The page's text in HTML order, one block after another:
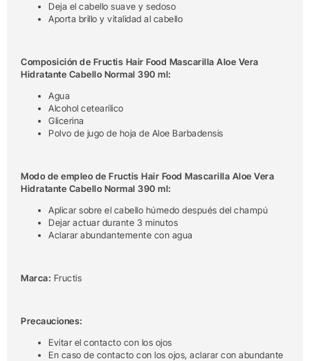
Deja el cabello suave y sedoso
Aporta brillo y vitalidad al cabello
Composición de Fructis Hair Food Mascarilla Aloe Vera
Hidratante Cabello Normal 390 ml:
Agua
Alcohol cetearílico
Glicerina
Polvo de jugo de hoja de Aloe Barbadensis
Modo de empleo de Fructis Hair Food Mascarilla Aloe Vera
Hidratante Cabello Normal 390 ml:
Aplicar sobre el cabello húmedo después del champú
Dejar actuar durante 3 minutos
Aclarar abundantemente con agua
Marca: Fructis
Precauciones:
Evitar el contacto con los ojos
En caso de contacto con los ojos, aclarar con abundante